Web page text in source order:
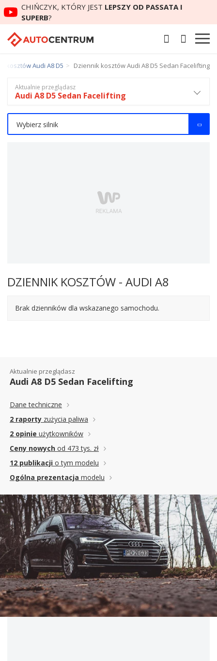
CHIŃCZYK, KTÓRY JEST LEPSZY OD PASSATA I
SUPERB?
kosztów Audi A8 D5 Dziennik kosztów Audi A8 D5 Sedan Facelifting
DZIENNIK KOSZTÓW - AUDI A8
Brak dzienników dla wskazanego samochodu.
Aktualnie przeglądasz
Audi A8 D5 Sedan Facelifting
Wybierz silnik
Aktualnie przeglądasz
Audi A8 D5 Sedan Facelifting
Dane techniczne
2 raporty zużycia paliwa
2 opinie użytkowników
Ceny nowych od 473 tys. zł
12 publikacji o tym modelu
Ogólna prezentacja modelu